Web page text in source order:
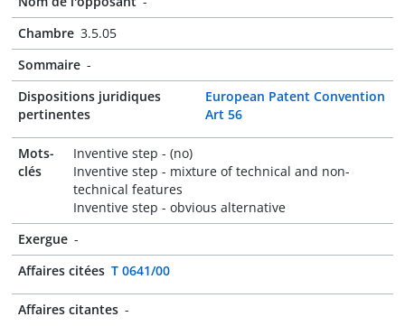
Chambre 3.5.05
Sommaire -
Dispositions juridiques
pertinentes
European Patent Convention
Art 56
Mots-
clés
Inventive step - (no)
Inventive step - mixture of technical and non-
technical features
Inventive step - obvious alternative
Exergue -
Affaires citées T 0641/00
Affaires citantes -